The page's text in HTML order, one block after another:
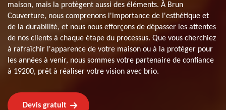
maison, mais la protègent aussi des éléments. À Brun
Couverture, nous comprenons l'importance de l'esthétique et
de la durabilité, et nous nous efforçons de dépasser les attentes
de nos clients à chaque étape du processus. Que vous cherchiez
à rafraîchir l'apparence de votre maison ou à la protéger pour
les années à venir, nous sommes votre partenaire de confiance
à 19200, prêt à réaliser votre vision avec brio.
Devis gratuit